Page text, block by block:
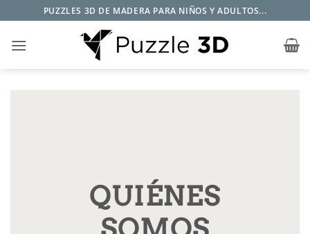
al
contenido
PUZZLES 3D DE MADERA PARA NIÑOS Y ADULTOS...
QUIÉNES